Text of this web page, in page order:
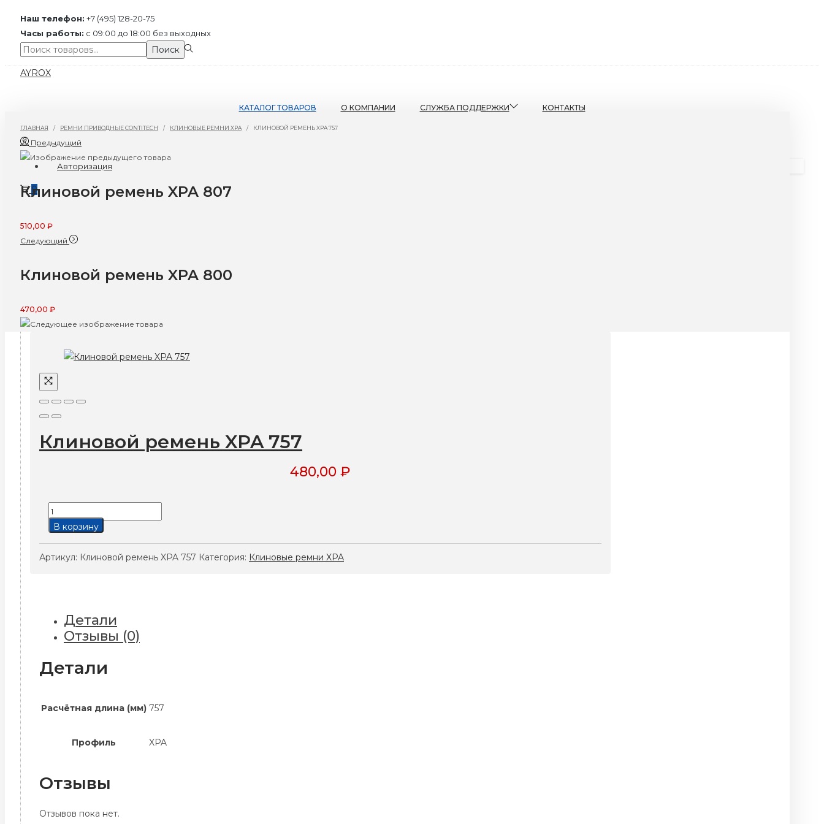
Наш телефон: +7 (495) 128-20-75
Часы работы: с 09:00 до 18:00 без выходных
Поиск:>
Поиск
Перейти
Перейти
AYROX
КАТАЛОГ ТОВАРОВ О КОМПАНИИ СЛУЖБА ПОДДЕРЖКИ КОНТАКТЫ
Авторизация
0
ГЛАВНАЯ / РЕМНИ ПРИВОДНЫЕ CONTITECH / КЛИНОВЫЕ РЕМНИ XPA / КЛИНОВОЙ РЕМЕНЬ XPA 757
Предыдущий
Клиновой ремень XPA 807
510,00 ₽
Следующий
Клиновой ремень XPA 800
470,00 ₽
Клиновой ремень XPA 757
480,00₽
Количество
товара
ремень
В корзину
Артикул: Клиновой ремень XPA 757 Категория: Клиновые ремни XPA
Детали
Отзывы (0)
Детали
Расчётная длина (мм) 757
Профиль XPA
Отзывы
Отзывов пока нет.